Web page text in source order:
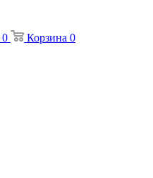
0 Корзина 0